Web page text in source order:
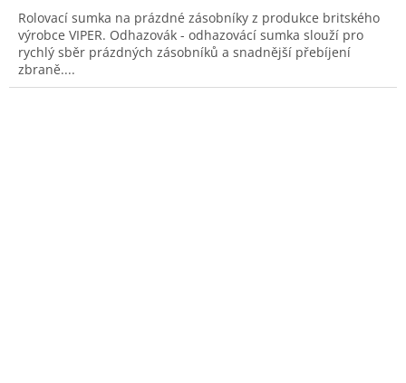
Rolovací sumka na prázdné zásobníky z produkce britského
výrobce VIPER. Odhazovák - odhazovácí sumka slouží pro
rychlý sběr prázdných zásobníků a snadnější přebíjení
zbraně....